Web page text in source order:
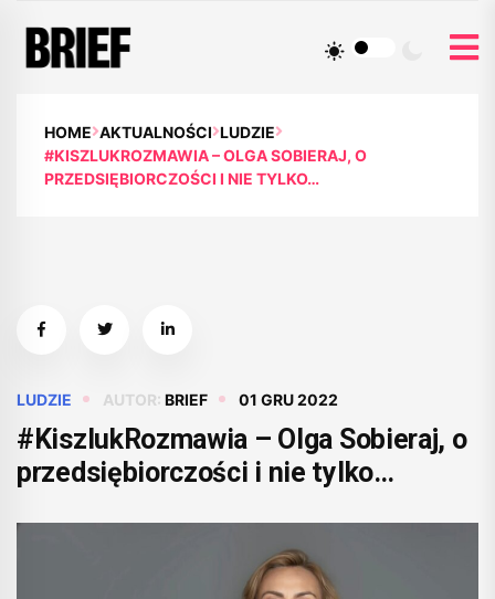
HOME AKTUALNOŚCI LUDZIE
#KISZLUKROZMAWIA – OLGA SOBIERAJ, O
PRZEDSIĘBIORCZOŚCI I NIE TYLKO…
LUDZIE AUTOR: BRIEF 01 GRU 2022
#KiszlukRozmawia – Olga Sobieraj, o
przedsiębiorczości i nie tylko…